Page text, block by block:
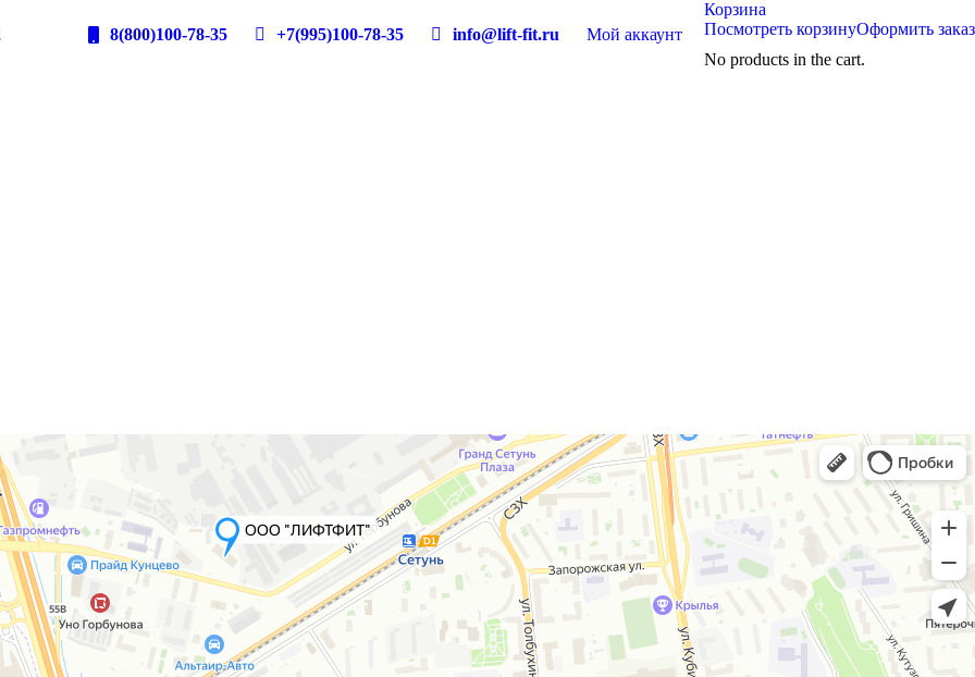
8(800)100-78-35 +7(995)100-78-35 info@lift-fit.ru Мой аккаунт
Корзина
Посмотреть корзинуОформить заказ
No products in the cart.